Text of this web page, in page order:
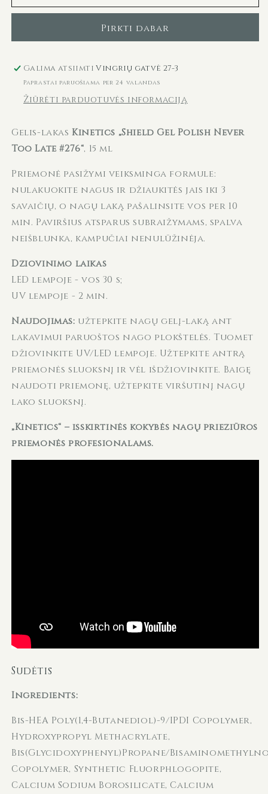
lakas
Late
KGP276N,
15
kiekį
lakas
SHIELD
Late
KGP276N,
15
kiekį
Pirkti dabar
Galima atsiimtiVingrių gatvė 27-3
Paprastai paruošiama per 24 valandas
Žiūrėti parduotuvės informaciją
Gelis-lakasKinetics „Shield Gel Polish Never
Too Late #276“, 15 ml
Priemonė pasižymi veiksminga formule:
nulakuokite nagus ir džiaukitės jais iki 3
savaičių, o nagų laką pašalinsite vos per 10
min. Paviršius atsparus subraižymams, spalva
neišblunka, kampučiai nenulūžinėja.
Džiovinimo laikas
LED lempoje - vos 30 s;
UV lempoje - 2 min.
Naudojimas: užtepkite nagų gelį-laką ant
lakavimui paruoštos nago plokštelės. Tuomet
džiovinkite UV/LED lempoje. Užtepkite antrą
priemonės sluoksnį ir vėl išdžiovinkite. Baigę
naudoti priemonę, užtepkite viršutinį nagų
lako sluoksnį.
„Kinetics“ – išskirtinės kokybės nagų priežiūros
priemonės profesionalams.
Sudėtis
Ingredients:
Bis-HEA Poly(1,4-Butanediol)-9/IPDI Copolymer,
Hydroxypropyl Methacrylate,
Bis(Glycidoxyphenyl)Propane/
Copolymer, Synthetic Fluorphlogopite,
Calcium Sodium Borosilicate, Calcium